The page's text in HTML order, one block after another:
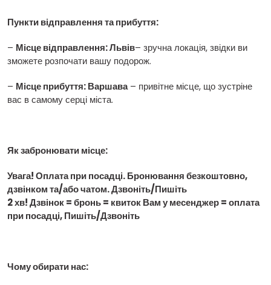
Пункти відправлення та прибуття:
– Місце відправлення: Львів– зручна локація, звідки ви
зможете розпочати вашу подорож.
– Місце прибуття: Варшава– привітне місце, що зустріне
вас в самому серці міста.
Як забронювати місце:
Увага! Оплата при посадці. Бронювання безкоштовно,
дзвінком та/або чатом. Дзвоніть/Пишіть
2 хв! Дзвінок = бронь = квиток Вам у месенджер = оплата
при посадці, Пишіть/Дзвоніть
Чому обирати нас: